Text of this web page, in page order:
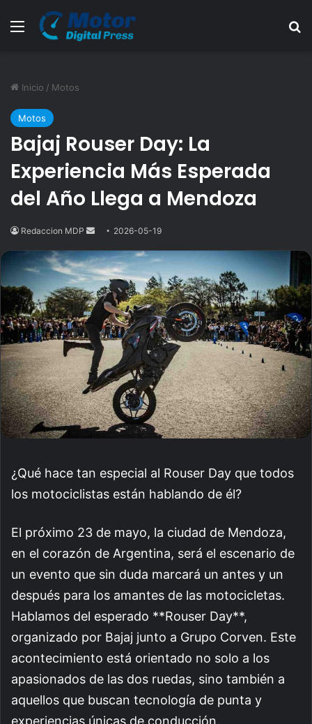
Menú
Inicio / Motos
Motos
Bajaj Rouser Day: La
Experiencia Más Esperada
del Año Llega a Mendoza
Redaccion MDP
Send
email
2026-05-19
¿Qué hace tan especial al Rouser Day que todos
los motociclistas están hablando de él?
El próximo 23 de mayo, la ciudad de Mendoza,
en el corazón de Argentina, será el escenario de
un evento que sin duda marcará un antes y un
después para los amantes de las motocicletas.
Hablamos del esperado **Rouser Day**,
organizado por Bajaj junto a Grupo Corven. Este
acontecimiento está orientado no solo a los
apasionados de las dos ruedas, sino también a
aquellos que buscan tecnología de punta y
experiencias únicas de conducción.